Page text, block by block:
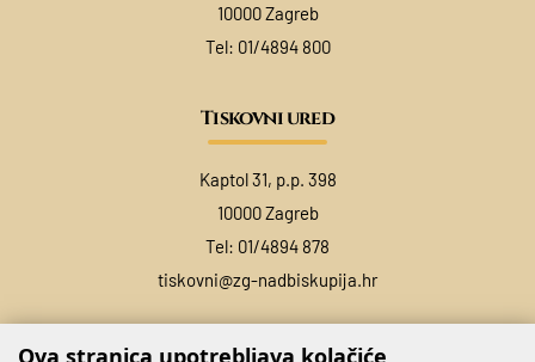
10000 Zagreb
Tel: 01/4894 800
Tiskovni ured
Kaptol 31, p.p. 398
10000 Zagreb
Tel: 01/4894 878
tiskovni@zg-nadbiskupija.hr
Ova stranica upotrebljava kolačiće